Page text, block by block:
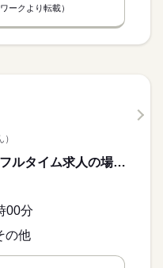
ークより転載）
210,000円〜240,000円 ※フルタイム求人の場合は月額（換算額）、パート求人の場合は時間額を表示しています。
00分
の他